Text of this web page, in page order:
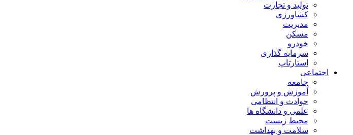
تولید و تجارت
کشاورزی
مدیریت
مسکن
خودرو
سرمایه گذاری
استارتاپ
اجتماعی
جامعه
آموزش و پرورش
حوادث و انتظامی
علمی و دانشگاه ها
محیط زیست
سلامت و بهداشت